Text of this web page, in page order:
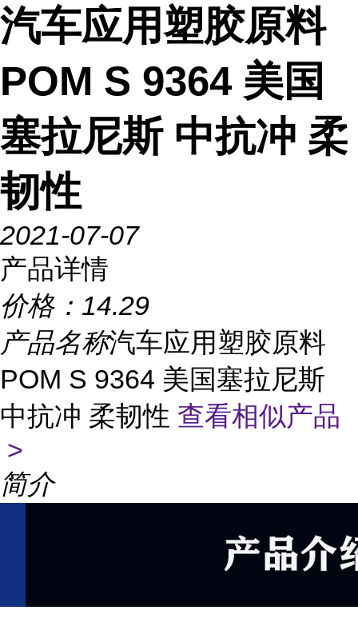
汽车应用塑胶原料
POM S 9364 美国
塞拉尼斯 中抗冲 柔
韧性
2021-07-07
产品详情
价格： 14.29
产品名称汽车应用塑胶原料
POM S 9364 美国塞拉尼斯
中抗冲 柔韧性 查看相似产品
>
简介